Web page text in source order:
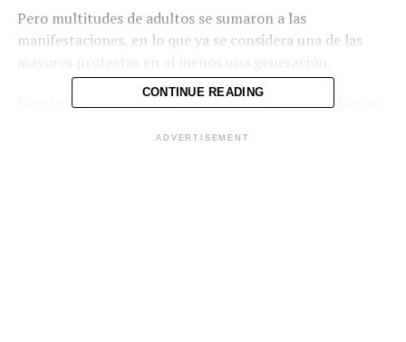
Pero multitudes de adultos se sumaron a las
manifestaciones, en lo que ya se considera una de las
Fuentes ligadas a la organización de la protesta dijeron
en Washington reunió por lo menos 800.000 personas.
CONTINUE READING
ADVERTISEMENT